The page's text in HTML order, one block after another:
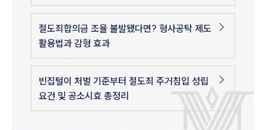
절도죄합의금 조율 불발됐다면? 형사공탁 제도
활용법과 감형 효과
빈집털이 처벌 기준부터 절도죄 주거침입 성립
요건 및 공소시효 총정리